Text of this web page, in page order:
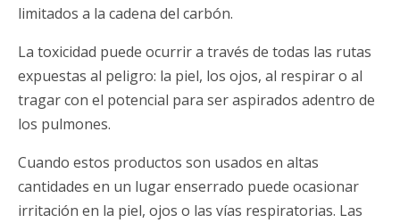
limitados a la cadena del carbón.
La toxicidad puede ocurrir a través de todas las rutas
expuestas al peligro: la piel, los ojos, al respirar o al
tragar con el potencial para ser aspirados adentro de
los pulmones.
Cuando estos productos son usados en altas
cantidades en un lugar enserrado puede ocasionar
irritación en la piel, ojos o las vías respiratorias. Las